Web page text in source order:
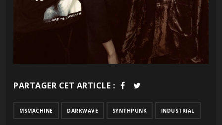
PARTAGER CET ARTICLE :
MSMACHINE DARKWAVE SYNTHPUNK INDUSTRIAL